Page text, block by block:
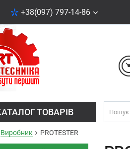
+38(097) 797-14-86
ТОВАРІВ
Виробник PROTESTER